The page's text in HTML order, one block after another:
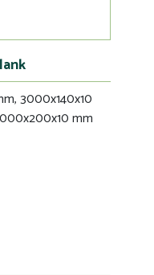
3000x140x10
mm